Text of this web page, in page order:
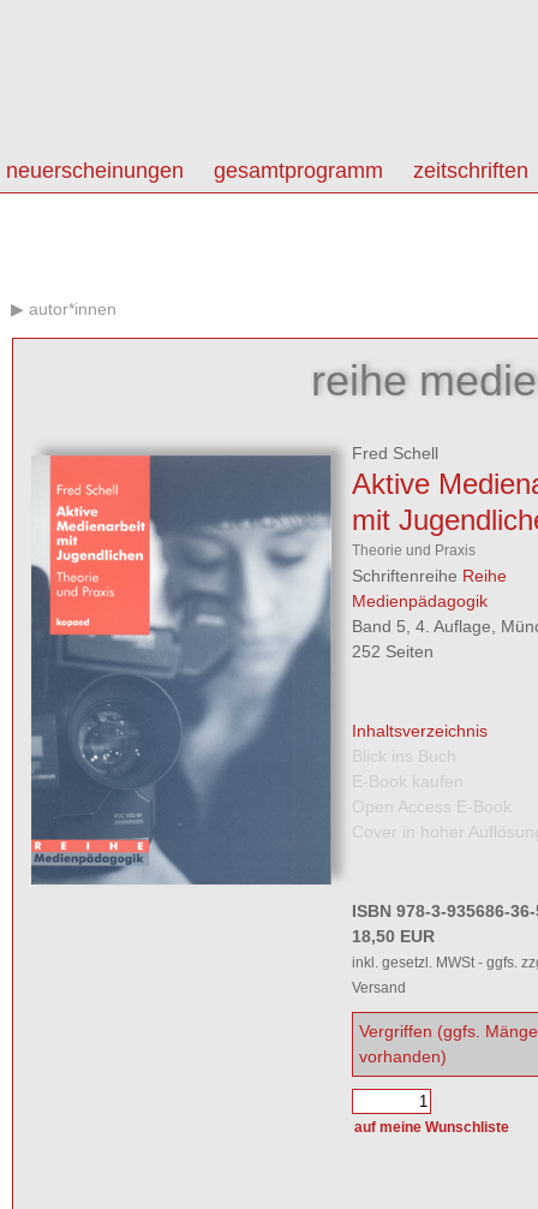
neuerscheinungen gesamtprogramm zeitschriften
autor*innen
reihe
Fred Schell
Aktive
mit
Theorie und Praxis
Schriftenreihe Reihe
Medienpädagogik
Band 5, 4. Auflage,
252 Seiten
Inhaltsverzeichnis
Blick ins Buch
E-Book kaufen
Open Access E-Book
Cover in hoher
ISBN 978-3-935686-
18,50 EUR
inkl. gesetzl. MWSt - ggfs.
Versand
Vergriffen (ggfs.
vorhanden)